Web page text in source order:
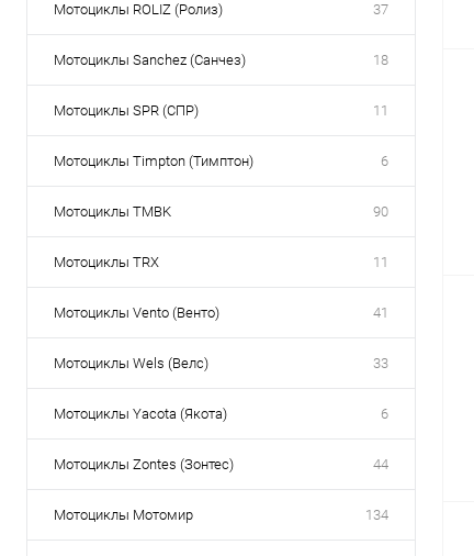
Мотоциклы ROLIZ (Ролиз) 37
Мотоциклы Sanchez (Санчез) 18
Мотоциклы SPR (СПР) 11
Мотоциклы Timpton (Тимптон) 6
Мотоциклы TMBK 90
Мотоциклы TRX 11
Мотоциклы Vento (Венто) 41
Мотоциклы Wels (Велс) 33
Мотоциклы Yacota (Якота) 6
Мотоциклы Zontes (Зонтес) 44
Мотоциклы Мотомир 134